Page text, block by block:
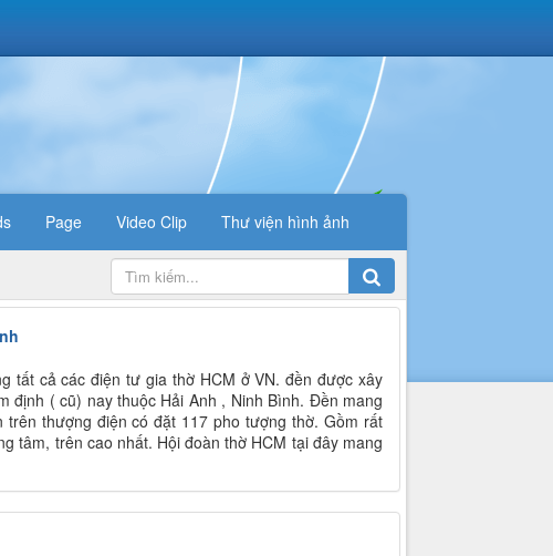
Page Video Clip Thư viện hình ảnh
tất cả các điện tư gia thờ HCM ở VN. đền được xây
định ( cũ) nay thuộc Hải Anh , Ninh Bình. Đền mang
thượng điện có đặt 117 pho tượng thờ. Gồm rất
tâm, trên cao nhất. Hội đoàn thờ HCM tại đây mang